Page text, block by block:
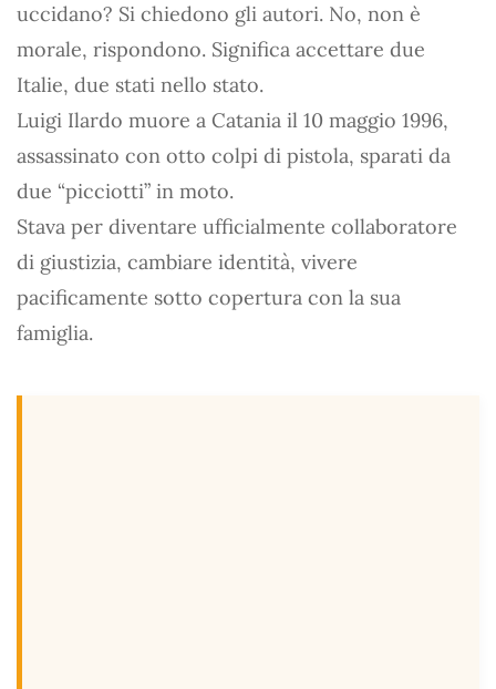
uccidano? Si chiedono gli autori. No, non è
morale, rispondono. Significa accettare due
Italie, due stati nello stato.
Luigi Ilardo muore a Catania il 10 maggio 1996,
assassinato con otto colpi di pistola, sparati da
due “picciotti” in moto.
Stava per diventare ufficialmente collaboratore
di giustizia, cambiare identità, vivere
pacificamente sotto copertura con la sua
famiglia.